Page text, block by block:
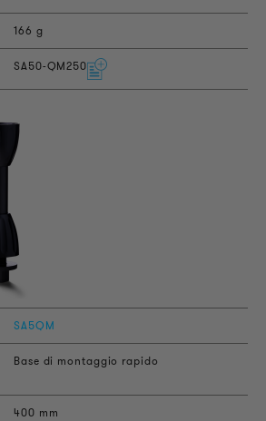
166 g
SA50-QM250
SA5QM
Base di montaggio rapido
400 mm